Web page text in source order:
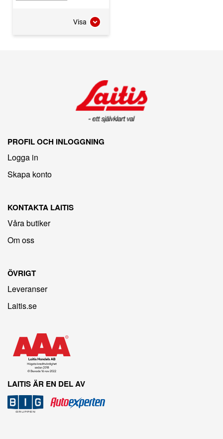
Visa
PROFIL OCH INLOGGNING
Logga in
Skapa konto
KONTAKTA LAITIS
Våra butiker
Om oss
ÖVRIGT
Leveranser
Laitis.se
LAITIS ÄR EN DEL AV